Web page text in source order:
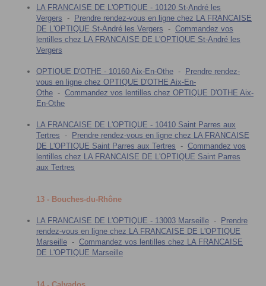
LA FRANCAISE DE L'OPTIQUE - 10120 St-André les
Vergers -
Prendre rendez-vous en ligne chez LA FRANCAISE
DE L'OPTIQUE St-André les Vergers - Commandez vos
lentilles chez LA FRANCAISE DE L'OPTIQUE St-André les
Vergers
OPTIQUE D'OTHE - 10160 Aix-En-Othe -
Prendre rendez-
vous en ligne chez OPTIQUE D'OTHE Aix-En-
Othe - Commandez vos lentilles chez OPTIQUE D'OTHE Aix-
En-Othe
LA FRANCAISE DE L'OPTIQUE - 10410 Saint Parres aux
Tertres -
Prendre rendez-vous en ligne chez LA FRANCAISE
DE L'OPTIQUE Saint Parres aux Tertres - Commandez vos
lentilles chez LA FRANCAISE DE L'OPTIQUE Saint Parres
aux Tertres
13 - Bouches-du-Rhône
LA FRANCAISE DE L'OPTIQUE - 13003 Marseille -
Prendre
rendez-vous en ligne chez LA FRANCAISE DE L'OPTIQUE
Marseille - Commandez vos lentilles chez LA FRANCAISE
DE L'OPTIQUE Marseille